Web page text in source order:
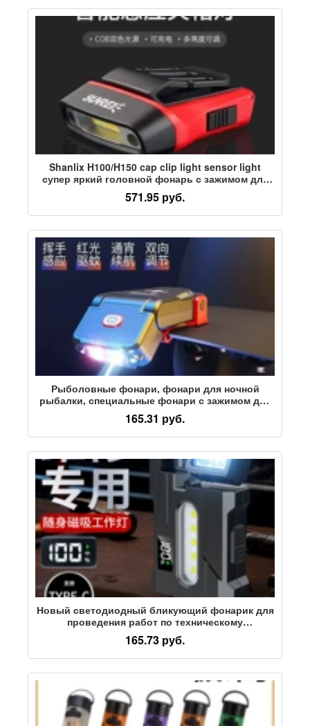
Shanlix H100/H150 cap clip light sensor light
супер яркий головной фонарь с зажимом для
крышки, фонарь для ночной рыбалки,
головной фонарь для рыбалки
571.95 руб.
Рыболовные фонари, фонари для ночной
рыбалки, специальные фонари с зажимом для
крышки на голове, сверхлегкие маленькие
индукционные фары, мощная зарядка от света,
длительный срок службы батареи
165.31 руб.
Новый светодиодный бликующий фонарик для
проведения работ по техническому
обслуживанию на открытом воздухе,
портативный фонарь с зажимной крышкой,
вращающийся на 360 градусов
165.73 руб.